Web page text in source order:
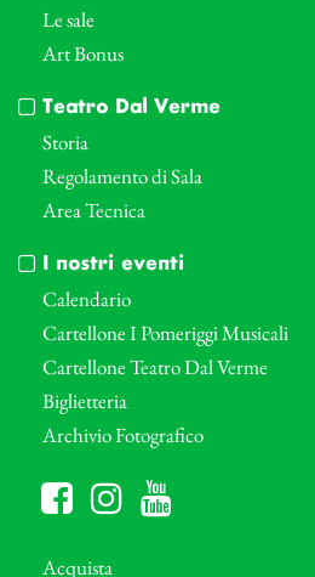
Le sale
Art Bonus
Teatro Dal Verme
Storia
Regolamento di Sala
Area Tecnica
I nostri eventi
Calendario
Cartellone I Pomeriggi Musicali
Cartellone Teatro Dal Verme
Biglietteria
Archivio Fotografico
Acquista